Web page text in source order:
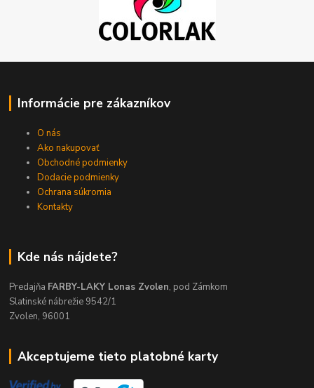
Informácie pre zákazníkov
O nás
Ako nakupovať
Obchodné podmienky
Dodacie podmienky
Ochrana súkromia
Kontakty
Kde nás nájdete?
Predajňa FARBY-LAKY Lonas Zvolen, pod Zámkom
Slatinské nábrežie 9542/1
Zvolen, 96001
Akceptujeme tieto platobné karty